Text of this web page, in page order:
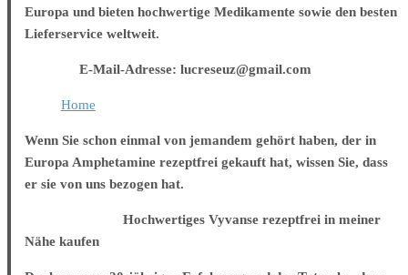
Europa und bieten hochwertige Medikamente sowie den besten
Lieferservice weltweit.
E-Mail-Adresse: lucreseuz@gmail.com
Home
Wenn Sie schon einmal von jemandem gehört haben, der in
Europa Amphetamine rezeptfrei gekauft hat, wissen Sie, dass
er sie von uns bezogen hat.
Hochwertiges Vyvanse rezeptfrei in meiner
Nähe kaufen